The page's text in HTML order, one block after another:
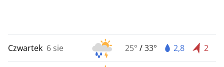
Czwartek 6 sie 25° /33° 2,8 2